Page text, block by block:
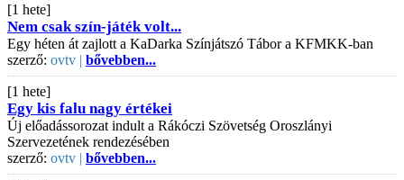
[1 hete]
Nem csak szín-játék volt...
Egy héten át zajlott a KaDarka Színjátszó Tábor a KFMKK-ban
szerző: ovtv | bővebben...
[1 hete]
Egy kis falu nagy értékei
Új előadássorozat indult a Rákóczi Szövetség Oroszlányi
Szervezetének rendezésében
szerző: ovtv | bővebben...